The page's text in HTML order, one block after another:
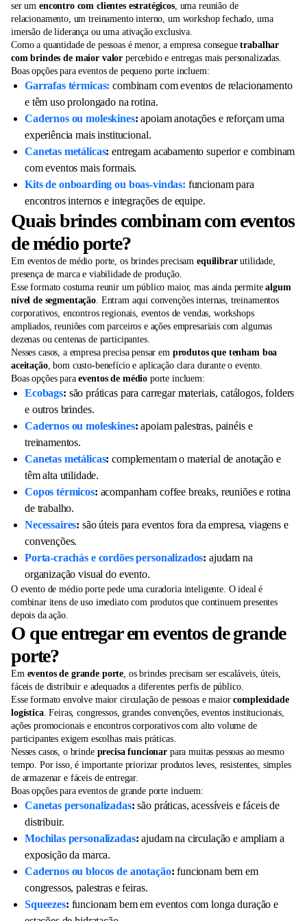
ser um encontro com clientes estratégicos, uma reunião de
relacionamento, um treinamento interno, um workshop fechado, uma
imersão de liderança ou uma ativação exclusiva.
Como a quantidade de pessoas é menor, a empresa conseguetrabalhar
com brindes de maior valor percebido e entregas mais personalizadas.
Boas opções para eventos de pequeno porte incluem:
Garrafas térmicas: combinam com eventos de relacionamento
e têm uso prolongado na rotina.
Cadernos ou moleskines: apoiam anotações e reforçam uma
experiência mais institucional.
Canetas metálicas:entregam acabamento superior e combinam
com eventos mais formais.
Kits de onboarding ou boas-vindas: funcionam para
encontros internos e integrações de equipe.
Quais brindes combinam com eventos
de médio porte?
Em eventos de médio porte, os brindes precisam equilibrarutilidade,
presença de marca e viabilidade de produção.
Esse formato costuma reunir um público maior, mas ainda permitealgum
nível de segmentação. Entram aqui convenções internas, treinamentos
corporativos, encontros regionais, eventos de vendas, workshops
ampliados, reuniões com parceiros e ações empresariais com algumas
dezenas ou centenas de participantes.
Nesses casos, a empresa precisa pensar em produtos que tenham boa
aceitação, bom custo-benefício e aplicação clara durante o evento.
Boas opções paraeventos de médio porte incluem:
Ecobags: são práticas para carregar materiais, catálogos, folders
e outros brindes.
Cadernos ou moleskines: apoiam palestras, painéis e
treinamentos.
Canetas metálicas: complementam o material de anotação e
têm alta utilidade.
Copos térmicos: acompanham coffee breaks, reuniões e rotina
de trabalho.
Necessaires: são úteis para eventos fora da empresa, viagens e
convenções.
Porta-crachás e cordões personalizados: ajudam na
organização visual do evento.
O evento de médio porte pede uma curadoria inteligente. O ideal é
combinar itens de uso imediato com produtos que continuem presentes
depois da ação.
O que entregar em eventos de grande
porte?
Emeventos de grande porte, os brindes precisam ser escaláveis, úteis,
fáceis de distribuir e adequados a diferentes perfis de público.
Esse formato envolve maior circulação de pessoas e maiorcomplexidade
logística. Feiras, congressos, grandes convenções, eventos institucionais,
ações promocionais e encontros corporativos com alto volume de
participantes exigem escolhas mais práticas.
Nesses casos, o brindeprecisa funcionar para muitas pessoas ao mesmo
tempo. Por isso, é importante priorizar produtos leves, resistentes, simples
de armazenar e fáceis de entregar.
Boas opções para eventos de grande porte incluem:
Canetas personalizadas: são práticas, acessíveis e fáceis de
distribuir.
Mochilas personalizadas: ajudam na circulação e ampliam a
exposição da marca.
Cadernos ou blocos de anotação: funcionam bem em
congressos, palestras e feiras.
Squeezes: funcionam bem em eventos com longa duração e